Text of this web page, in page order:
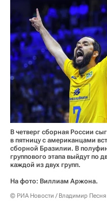
В четверг сборная России
в пятницу с американцами
сборной Бразилии. В
группового этапа выйдут по
каждой из двух групп.
На фото: Виллиам Аржона.
© РИА Новости / Владимир Песня